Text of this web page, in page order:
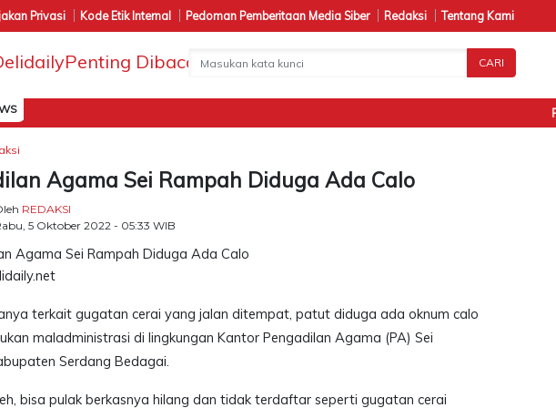
Privasi Kode Etik Internal Pedoman Pemberitaan Media Siber Redaksi Tentang Kami
CARI
Agama Sei Rampah Diduga Ada Calo
REDAKSI
5 Oktober 2022 - 05:33 WIB
terkait gugatan cerai yang jalan ditempat, patut diduga ada oknum calo
maladministrasi di lingkungan Kantor Pengadilan Agama (PA) Sei
Serdang Bedagai.
bisa pulak berkasnya hilang dan tidak terdaftar seperti gugatan cerai